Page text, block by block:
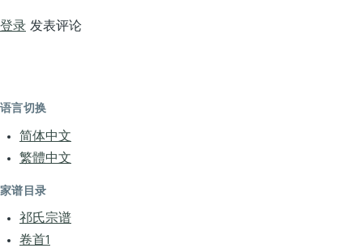
登录 发表评论
语言切换
简体中文
繁體中文
家谱目录
祁氏宗谱
卷首1